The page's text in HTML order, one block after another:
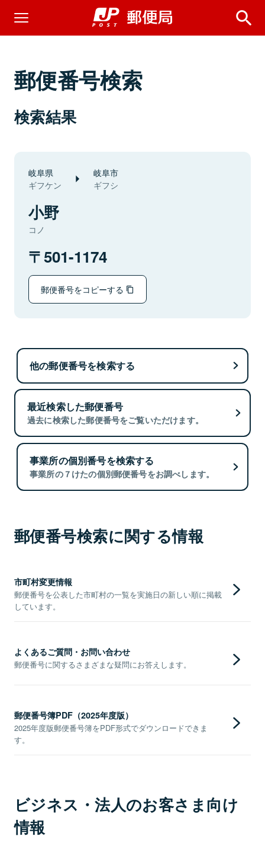
郵便番号検索
検索結果
岐阜県
ギフケン
岐阜市
ギフシ
小野
コノ
501-1174
郵便番号をコピーする
他の郵便番号を検索する
最近検索した郵便番号
過去に検索した郵便番号をご覧いただけます。
事業所の個別番号を検索する
事業所の７けたの個別郵便番号をお調べします。
郵便番号検索に関する情報
市町村変更情報
郵便番号を公表した市町村の一覧を実施日の新しい順に掲載
しています。
よくあるご質問・お問い合わせ
郵便番号に関するさまざまな疑問にお答えします。
郵便番号簿PDF（2025年度版）
2025年度版郵便番号簿をPDF形式でダウンロードできま
す。
ビジネス・法人のお客さま向け
情報